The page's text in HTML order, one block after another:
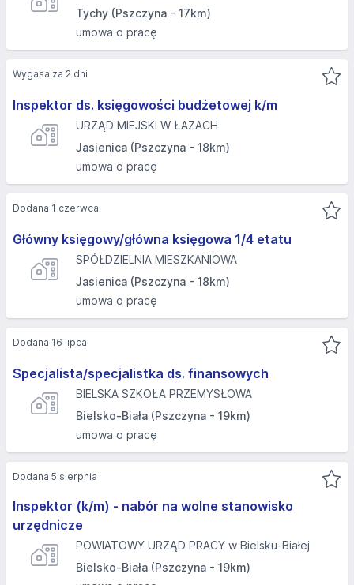
Tychy (Pszczyna - 17km)
umowa o pracę
Inspektor ds. księgowości budżetowej k/m
URZĄD MIEJSKI W ŁAZACH
Jasienica (Pszczyna - 18km)
umowa o pracę
Wygasa za 2 dni
Główny księgowy/główna księgowa 1/4 etatu
SPÓŁDZIELNIA MIESZKANIOWA
Jasienica (Pszczyna - 18km)
umowa o pracę
Dodana 1 czerwca
Specjalista/specjalistka ds. finansowych
BIELSKA SZKOŁA PRZEMYSŁOWA
Bielsko-Biała (Pszczyna - 19km)
umowa o pracę
Dodana 16 lipca
Inspektor (k/m) - nabór na wolne stanowisko
urzędnicze
POWIATOWY URZĄD PRACY w Bielsku-Białej
Bielsko-Biała (Pszczyna - 19km)
Dodana 5 sierpnia